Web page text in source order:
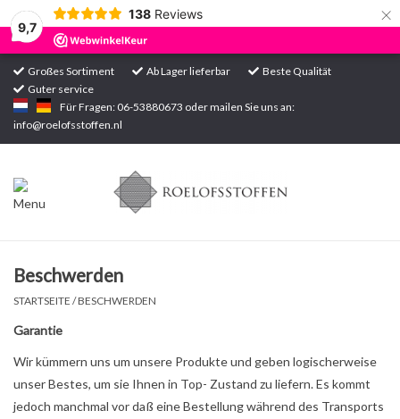
9,7
138 Reviews ×
Großes Sortiment Ab Lager lieferbar
Beste Qualität
Guter service
Für Fragen: 06-53880673 oder mailen Sie uns an:
info@roelofsstoffen.nl
Startseite
Sortiment
Beschwerden
STARTSEITE /BESCHWERDEN
Garantie
Wir kümmern uns um unsere Produkte und geben logischerweise
unser Bestes, um sie Ihnen in Top- Zustand zu liefern. Es kommt
jedoch manchmal vor daß eine Bestellung während des Transports